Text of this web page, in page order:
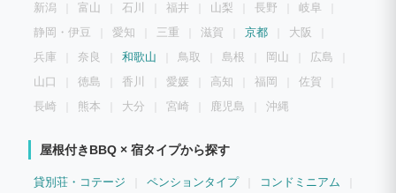
新潟
富山 石川 福井 山梨 長野
岐阜
静岡・伊豆
愛知 三重 滋賀 京都
大阪
兵庫
奈良 和歌山 鳥取 島根 岡山
広島
山口
徳島 香川 愛媛 高知 福岡
佐賀
長崎
熊本 大分 宮崎 鹿児島 沖縄
屋根付きBBQ × 宿タイプから探す
貸別荘・コテージ ペンションタイプ
コンドミニアム